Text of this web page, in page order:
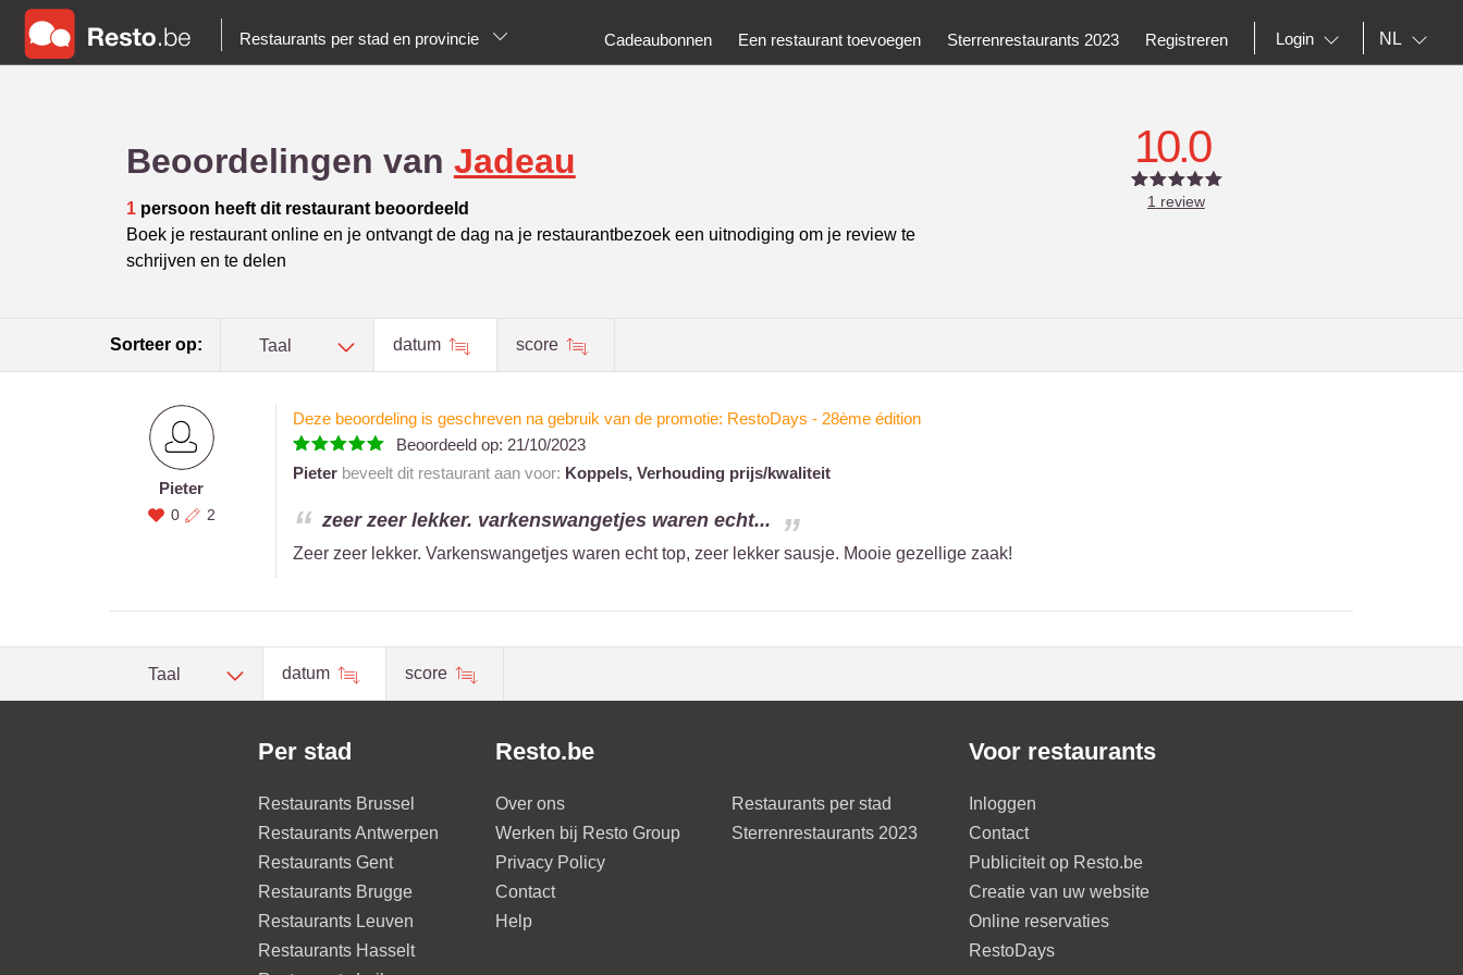
Restaurants per stad en provincie Cadeaubonnen Een restaurant toevoegen Sterrenrestaurants 2023 Registreren Login NL
Beoordelingen van Jadeau
1persoon heeft dit restaurant beoordeeld
Boek je restaurant online en je ontvangt de dag na je restaurantbezoek een uitnodiging om je review te
schrijven en te delen
10.0
1 review
Sorteer op: Taal datum score
Pieter
0 2
Deze beoordeling is geschreven na gebruik van de promotie: RestoDays - 28ème édition
Beoordeeld op: 21/10/2023
Pieterbeveelt dit restaurant aan voor: Koppels, Verhouding prijs/kwaliteit
zeer zeer lekker. varkenswangetjes waren echt...
Zeer zeer lekker. Varkenswangetjes waren echt top, zeer lekker sausje. Mooie gezellige zaak!
Taal datum score
Per stad
Restaurants Brussel
Restaurants Antwerpen
Restaurants Gent
Restaurants Brugge
Restaurants Leuven
Restaurants Hasselt
Resto.be
Over ons
Werken bij Resto Group
Privacy Policy
Contact
Help
Restaurants per stad
Sterrenrestaurants 2023
Voor restaurants
Inloggen
Contact
Publiciteit op Resto.be
Creatie van uw website
Online reservaties
RestoDays